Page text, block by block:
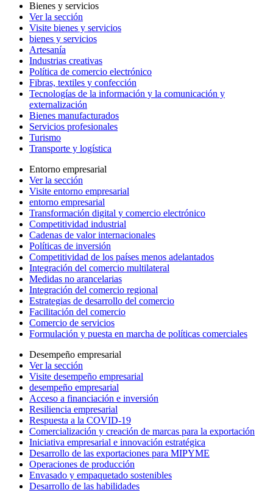
Bienes y servicios
Ver la sección
Visite bienes y servicios
bienes y servicios
Artesanía
Industrias creativas
Política de comercio electrónico
Fibras, textiles y confección
Tecnologías de la información y la comunicación y
externalización
Bienes manufacturados
Servicios profesionales
Turismo
Transporte y logística
Entorno empresarial
Ver la sección
Visite entorno empresarial
entorno empresarial
Transformación digital y comercio electrónico
Competitividad industrial
Cadenas de valor internacionales
Políticas de inversión
Competitividad de los países menos adelantados
Integración del comercio multilateral
Medidas no arancelarias
Integración del comercio regional
Estrategias de desarrollo del comercio
Facilitación del comercio
Comercio de servicios
Formulación y puesta en marcha de políticas comerciales
Desempeño empresarial
Ver la sección
Visite desempeño empresarial
desempeño empresarial
Acceso a financiación e inversión
Resiliencia empresarial
Respuesta a la COVID-19
Comercialización y creación de marcas para la exportación
Iniciativa empresarial e innovación estratégica
Desarrollo de las exportaciones para MIPYME
Operaciones de producción
Envasado y empaquetado sostenibles
Desarrollo de las habilidades